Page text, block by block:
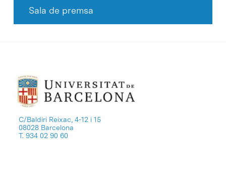
Sala de premsa
C/Baldiri Reixac, 4-12 i 15
08028 Barcelona
T. 934 02 90 60